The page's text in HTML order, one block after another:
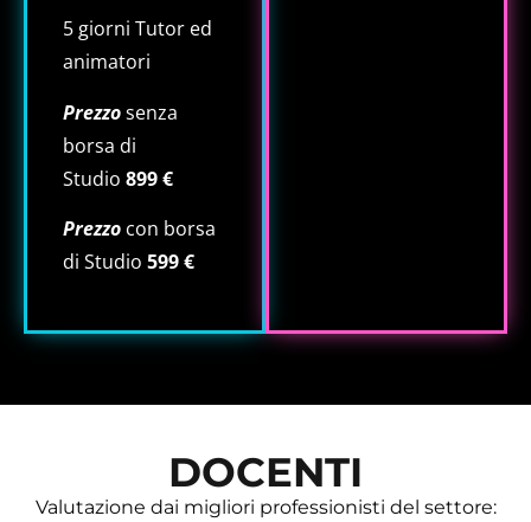
5 giorni Tutor ed
animatori
Prezzosenza
borsa di
Studio 899 €
Prezzo con borsa
di Studio 599 €
DOCENTI
Valutazione dai migliori professionisti del settore: